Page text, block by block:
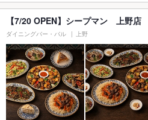
【7/20 OPEN】シープマン 上野店
ダイニングバー・バル 上野